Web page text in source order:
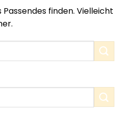
finden. Vielleicht